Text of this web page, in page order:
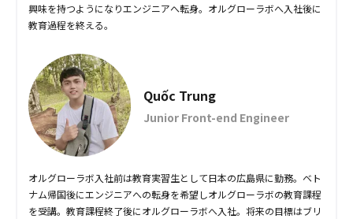
興味を持つようになりエンジニアへ転身。オルグローラボへ入社後に
教育過程を終える。
Quốc Trung
Junior Front-end Engineer
オルグローラボ入社前は教育実習生として日本の広島県に勤務。ベト
ナム帰国後にエンジニアへの転身を希望しオルグローラボの教育課程
を受講。教育課程終了後にオルグローラボへ入社。将来の目標はブリ